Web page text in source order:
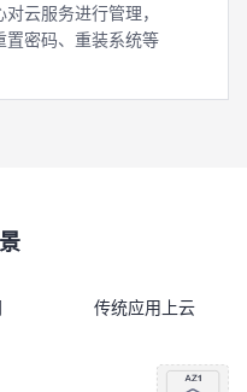
云服务进行管理，
置密码、重装系统等
传统应用上云